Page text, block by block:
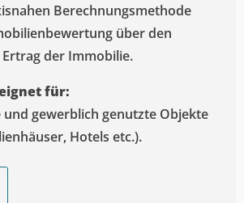
Berechnungsmethode
über den
der Immobilie.
für:
gewerblich genutzte Objekte
Hotels etc.).